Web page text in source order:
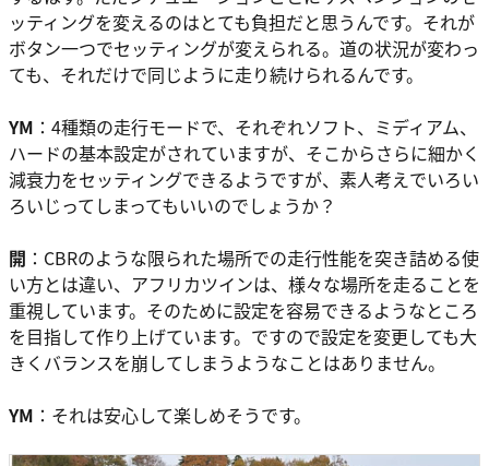
ッティングを変えるのはとても負担だと思うんです。それが
ボタン一つでセッティングが変えられる。道の状況が変わっ
ても、それだけで同じように走り続けられるんです。
YM ：4種類の走行モードで、それぞれソフト、ミディアム、
ハードの基本設定がされていますが、そこからさらに細かく
減衰力をセッティングできるようですが、素人考えでいろい
ろいじってしまってもいいのでしょうか？
開 ：CBRのような限られた場所での走行性能を突き詰める使
い方とは違い、アフリカツインは、様々な場所を走ることを
重視しています。そのために設定を容易できるようなところ
を目指して作り上げています。ですので設定を変更しても大
きくバランスを崩してしまうようなことはありません。
YM ：それは安心して楽しめそうです。